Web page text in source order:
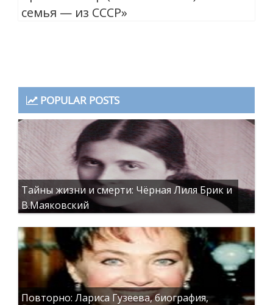
семья — из СССР»
POPULAR POSTS
Тайны жизни и смерти: Чёрная Лиля Брик и
В.Маяковский
Повторно: Лариса Гузеева, биография,